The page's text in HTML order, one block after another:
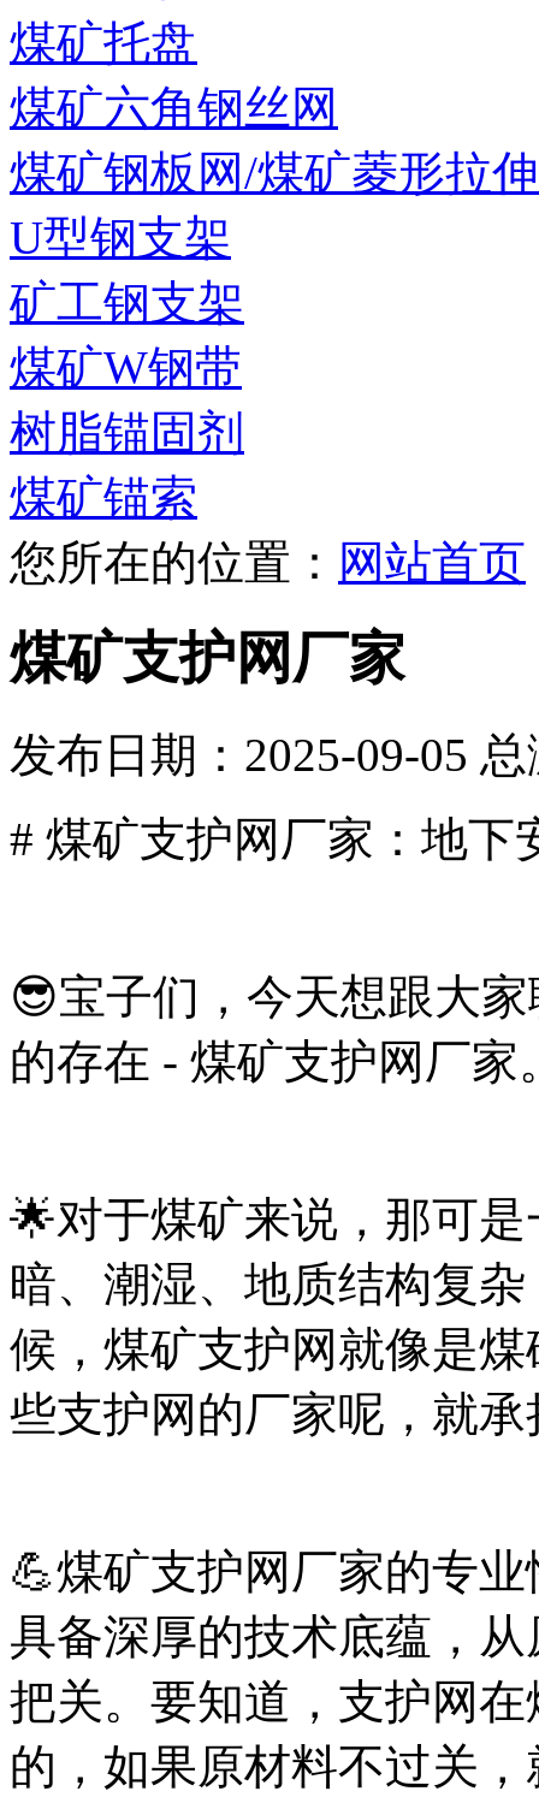
煤矿托盘
煤矿六角钢丝网
煤矿钢板网/煤矿菱形拉
U型钢支架
矿工钢支架
煤矿W钢带
树脂锚固剂
煤矿锚索
您所在的位置： 网站首页
煤矿支护网厂家
发布日期：2025-09-05
# 煤矿支护网厂家：地下
😎宝子们，今天想跟大
的存在 - 煤矿支护网厂家
🌟对于煤矿来说，那可
暗、潮湿、地质结构复
候，煤矿支护网就像是
些支护网的厂家呢，就
💪煤矿支护网厂家的专
具备深厚的技术底蕴，
把关。要知道，支护网
的，如果原材料不过关